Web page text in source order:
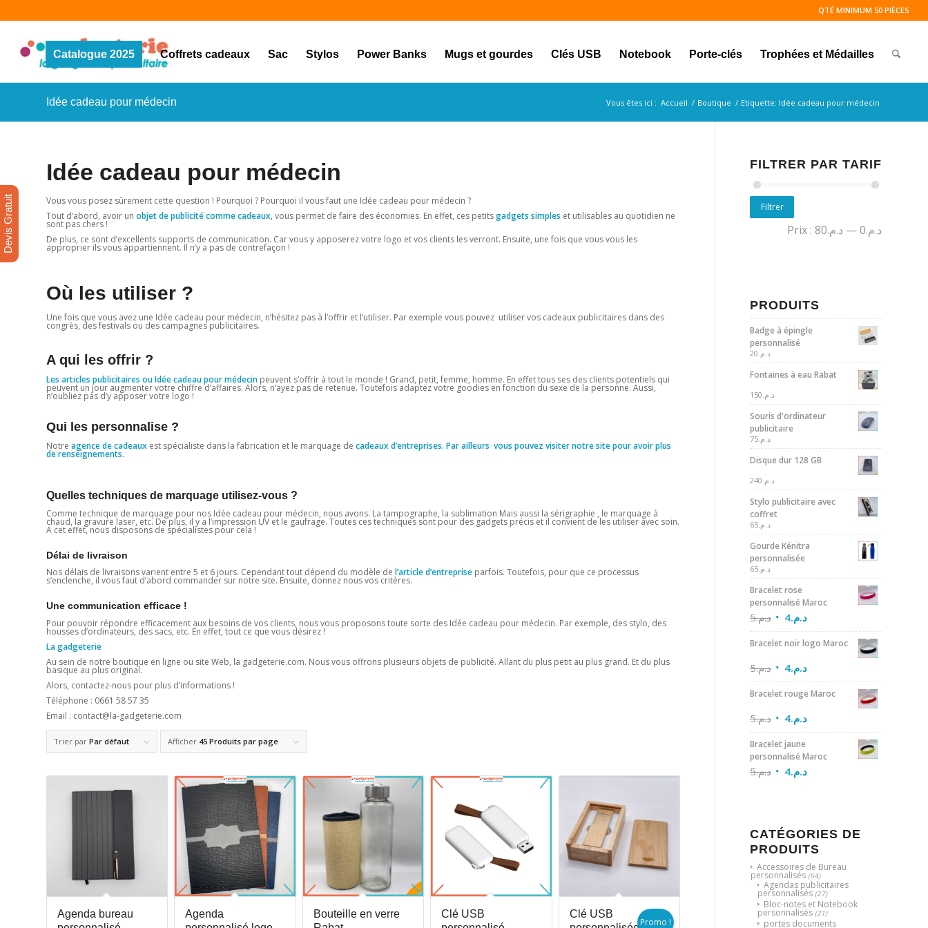
QTÉ MINIMUM 50 PIÈCES
Catalogue 2025 Coffrets cadeaux Sac Stylos Power Banks Mugs et gourdes Clés USB Notebook Porte-clés Trophées et Médailles
Idée cadeau pour médecin Vous êtes ici : Accueil / Boutique / Etiquette: Idée cadeau pour médecin
Idée cadeau pour médecin
Vous vous posez sûrement cette question ! Pourquoi ? Pourquoi il vous faut une Idée cadeau pour médecin ?
Tout d’abord, avoir un objet de publicité comme cadeaux, vous permet de faire des économies. En effet, ces petitsgadgets simples et utilisables au quotidien ne
sont pas chers !
De plus, ce sont d’excellents supports de communication. Car vous y apposerez votre logo et vos clients les verront. Ensuite, une fois que vous vous les
approprier ils vous appartiennent. Il n’y a pas de contrefaçon !
Où les utiliser ?
Une fois que vous avez une Idée cadeau pour médecin, n’hésitez pas à l’offrir et l’utiliser. Par exemple vous pouvez utiliser vos cadeaux publicitaires dans des
congrès, des festivals ou des campagnes publicitaires.
A qui les offrir ?
Les articles publicitaires ou Idée cadeau pour médecin peuvent s’offrir à tout le monde ! Grand, petit, femme, homme. En effet tous ses des clients potentiels qui
peuvent un jour augmenter votre chiffre d’affaires. Alors, n’ayez pas de retenue. Toutefois adaptez votre goodies en fonction du sexe de la personne. Aussi,
n’oubliez pas d’y apposer votre logo !
Qui les personnalise ?
Notre agence de cadeaux est spécialiste dans la fabrication et le marquage de cadeaux d’entreprises. Par ailleurs vous pouvez visiter notre site pour avoir plus
de renseignements.
Quelles techniques de marquage utilisez-vous ?
Comme technique de marquage pour nos Idée cadeau pour médecin, nous avons. La tampographe, la sublimation Mais aussi la sérigraphie , le marquage à
chaud, la gravure laser, etc. De plus, il y a l’impression UV et le gaufrage. Toutes ces techniques sont pour des gadgets précis et il convient de les utiliser avec soin.
A cet effet, nous disposons de spécialistes pour cela !
Délai de livraison
Nos délais de livraisons varient entre 5 et 6 jours. Cependant tout dépend du modèle de l’articled’entreprise parfois. Toutefois, pour que ce processus
s’enclenche, il vous faut d’abord commander sur notre site. Ensuite, donnez nous vos critères.
Une communication efficace !
Pour pouvoir répondre efficacement aux besoins de vos clients, nous vous proposons toute sorte des Idée cadeau pour médecin. Par exemple, des stylo, des
housses d’ordinateurs, des sacs, etc. En effet, tout ce que vous désirez !
La gadgeterie
Au sein de notre boutique en ligne ou site Web, la gadgeterie.com. Nous vous offrons plusieurs objets de publicité. Allant du plus petit au plus grand. Et du plus
basique au plus original.
Alors, contactez-nous pour plus d’informations !
Téléphone : 0661 58 57 35
Email : contact@la-gadgeterie.com
Trier par Par défaut Afficher 45 Produits par page
Agenda bureau
Agenda
Bouteille en verre
Clé USB
Clé USB
Promo !
FILTRER PAR TARIF
Filtrer
Prix : د.م.0 — د.م.80
PRODUITS
Badge à épingle
personnalisé
د.م. 20
Fontaines à eau Rabat
د.م. 150
Souris d'ordinateur
publicitaire
د.م. 75
Disque dur 128 GB
د.م. 240
Stylo publicitaire avec
coffret
د.م. 65
Gourde Kénitra
personnalisée
د.م. 65
Bracelet rose
personnalisé Maroc
د.م.5 د.م.4
Bracelet noir logo Maroc
د.م.5 د.م.4
Bracelet rouge Maroc
د.م.5 د.م.4
Bracelet jaune
personnalisé Maroc
د.م.5 د.م.4
CATÉGORIES DE
PRODUITS
Accessoires de Bureau
personnalisés (64)
Agendas publicitaires
personnalisés (27)
Bloc-notes et Notebook
personnalisés (21)
portes documents
Devis Gratuit